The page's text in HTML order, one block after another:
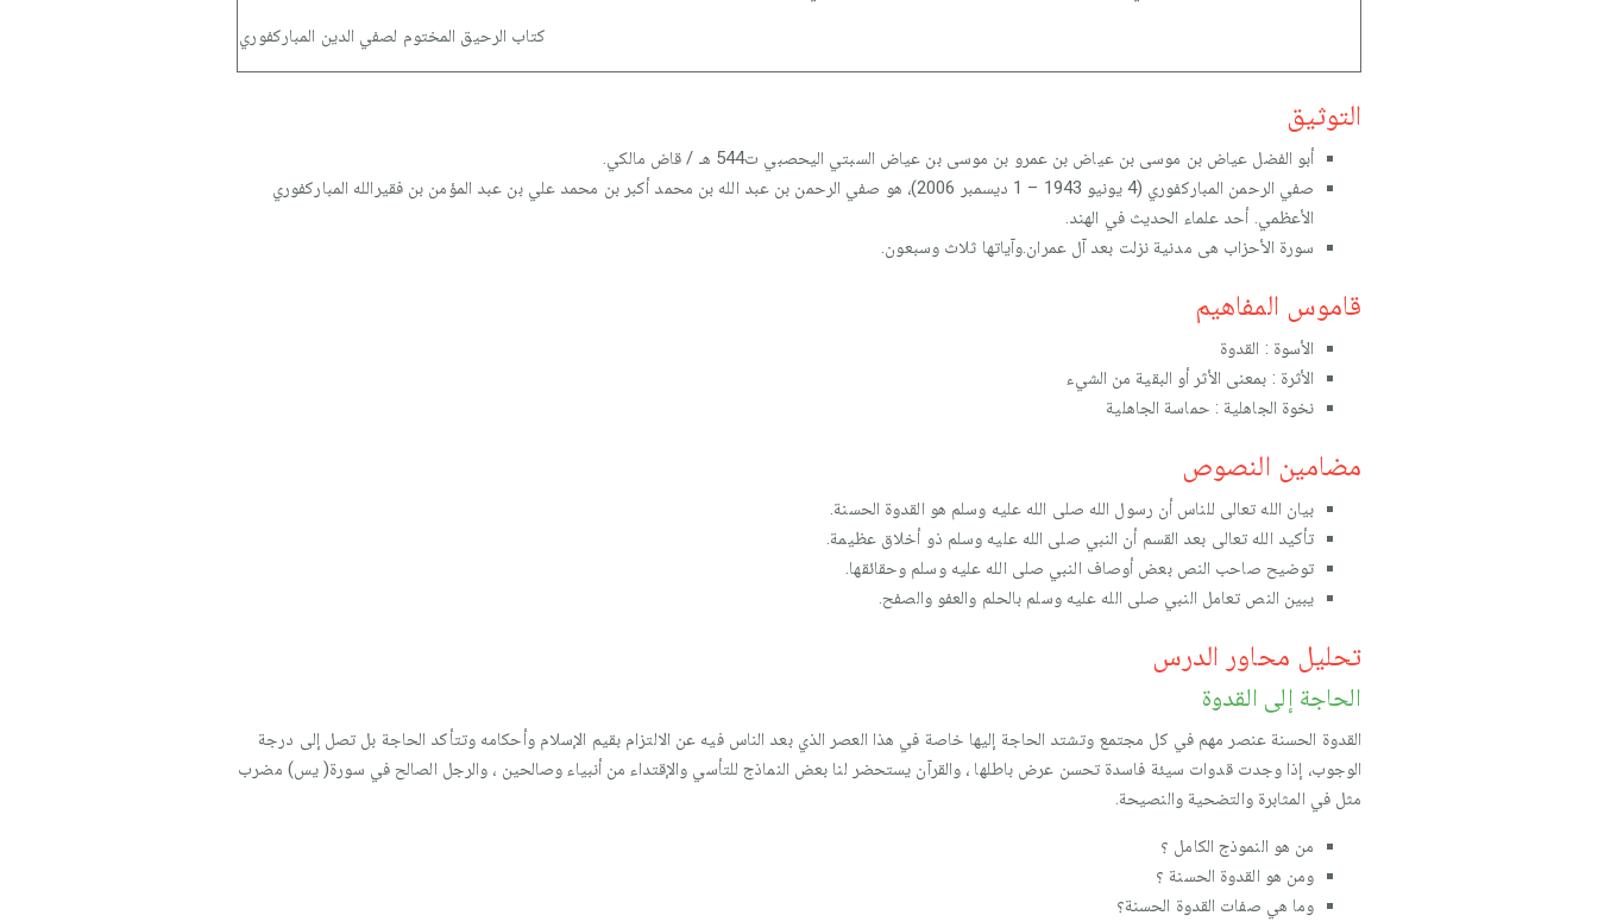
كتاب الرحيق المختوم لصفي الدين المباركفوري
التوثيق
أبو الفضل عياض بن موسى بن عياض بن عمرو بن موسى بن عياض السبتي اليحصبي ت544 هـ / قاض مالكي.
صفي الرحمن المباركفوري (4 يونيو 1943 – 1 ديسمبر 2006)، هو صفي الرحمن بن عبد الله بن محمد أكبر بن محمد علي بن عبد المؤمن بن فقيرالله المباركفوري
الأعظمي. أحد علماء الحديث في الهند.
سورة الأحزاب هى مدنية نزلت بعد آل عمران.وآياتها ثلاث وسبعون.
قاموس المفاهيم
الأسوة : القدوة
الأثرة : بمعنى الأثر أو البقية من الشيء
نخوة الجاهلية : حماسة الجاهلية
مضامين النصوص
بيان الله تعالى للناس أن رسول الله صلى الله عليه وسلم هو القدوة الحسنة.
تأكيد الله تعالى بعد القسم أن النبي صلى الله عليه وسلم ذو أخلاق عظيمة.
توضيح صاحب النص بعض أوصاف النبي صلى الله عليه وسلم وحقائقها.
يبين النص تعامل النبي صلى الله عليه وسلم بالحلم والعفو والصفح.
تحليل محاور الدرس
الحاجة إلى القدوة
القدوة الحسنة عنصر مهم في كل مجتمع وتشتد الحاجة إليها خاصة في هذا العصر الذي بعد الناس فيه عن الالتزام بقيم الإسلام وأحكامه وتتأكد الحاجة بل تصل إلى درجة
الوجوب، إذا وجدت قدوات سيئة فاسدة تحسن عرض باطلها ، والقرآن يستحضر لنا بعض النماذج للتأسي والإقتداء من أنبياء وصالحين ، والرجل الصالح في سورة( يس) مضرب
مثل في المثابرة والتضحية والنصيحة.
من هو النموذج الكامل ؟
ومن هو القدوة الحسنة ؟
وما هي صفات القدوة الحسنة؟